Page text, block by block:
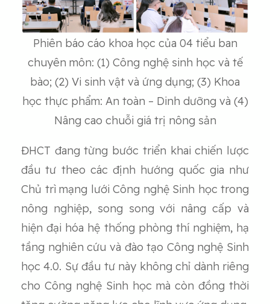
Phiên báo cáo khoa học của 04 tiểu ban
chuyên môn: (1) Công nghệ sinh học và tế
bào; (2) Vi sinh vật và ứng dụng; (3) Khoa
học thực phẩm: An toàn – Dinh dưỡng và (4)
Nâng cao chuỗi giá trị nông sản
ĐHCT đang từng bước triển khai chiến lược
đầu tư theo các định hướng quốc gia như
Chủ trì mạng lưới Công nghệ Sinh học trong
nông nghiệp, song song với nâng cấp và
hiện đại hóa hệ thống phòng thí nghiệm, hạ
tầng nghiên cứu và đào tạo Công nghệ Sinh
học 4.0. Sự đầu tư này không chỉ dành riêng
cho Công nghệ Sinh học mà còn đồng thời